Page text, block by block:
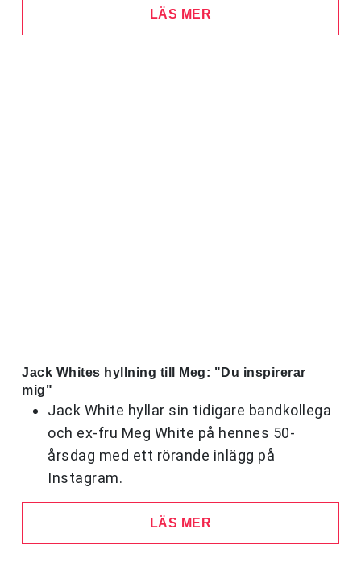
LÄS MER
Jack Whites hyllning till Meg: "Du inspirerar
mig"
Jack White hyllar sin tidigare bandkollega
och ex-fru Meg White på hennes 50-
årsdag med ett rörande inlägg på
Instagram.
LÄS MER